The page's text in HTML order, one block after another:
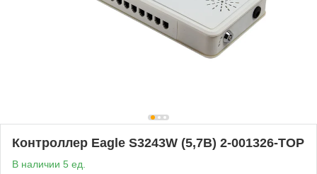
Контроллер Eagle S3243W (5,7B) 2-001326-TOP
В наличии 5 ед.